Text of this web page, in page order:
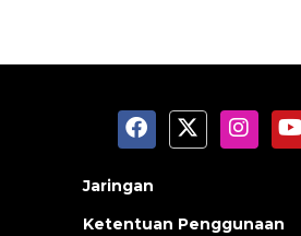
Jaringan
Ketentuan Penggunaan